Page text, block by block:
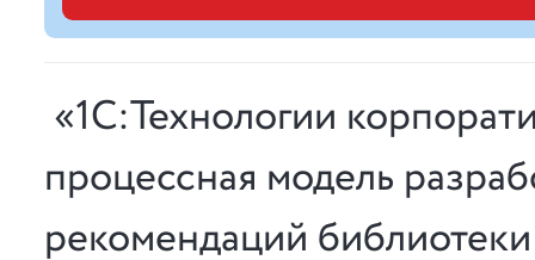
«1С:Технологии
процессная модель
рекомендаций